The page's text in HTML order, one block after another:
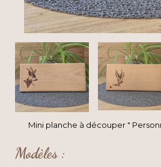
Mini planche à découper "
Modèles :